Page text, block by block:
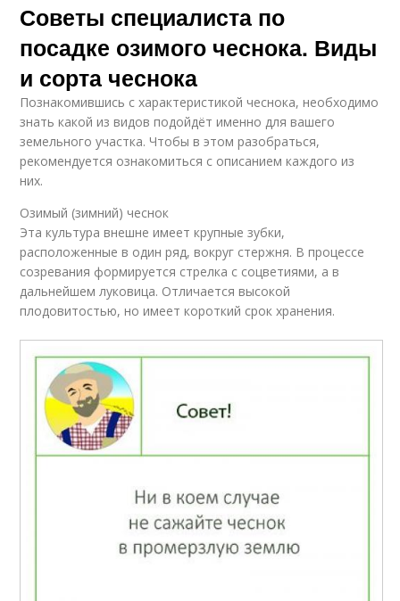
Советы специалиста по
посадке озимого чеснока. Виды
и сорта чеснока
Познакомившись с характеристикой чеснока, необходимо
знать какой из видов подойдёт именно для вашего
земельного участка. Чтобы в этом разобраться,
рекомендуется ознакомиться с описанием каждого из
них.
Озимый (зимний) чеснок
Эта культура внешне имеет крупные зубки,
расположенные в один ряд, вокруг стержня. В процессе
созревания формируется стрелка с соцветиями, а в
дальнейшем луковица. Отличается высокой
плодовитостью, но имеет короткий срок хранения.